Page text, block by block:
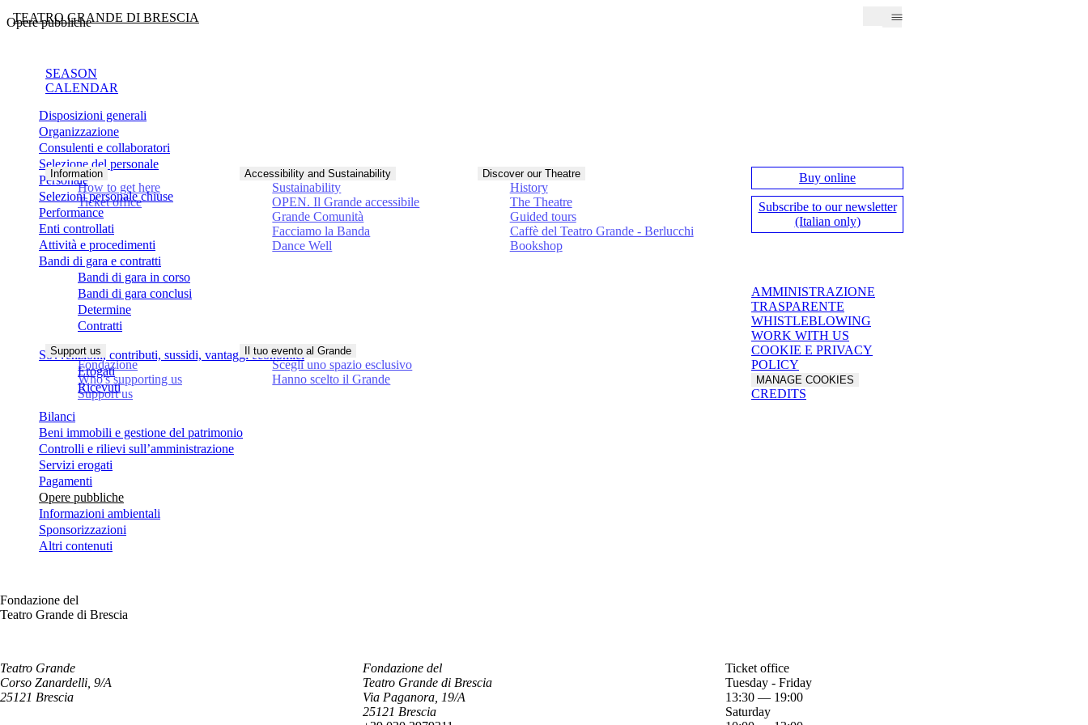
TEATRO GRANDE DI BRESCIA
SEASON
CALENDAR
Information
How to get here
Ticket office
Accessibility and Sustainability
Sustainability
OPEN. Il Grande accessibile
Grande Comunità
Facciamo la Banda
Dance Well
Discover our Theatre
History
The Theatre
Guided tours
Caffè del Teatro Grande - Berlucchi
Bookshop
Support us
Fondazione
Who's supporting us
Support us
Il tuo evento al Grande
Scegli uno spazio esclusivo
Hanno scelto il Grande
Buy online
Subscribe to our newsletter
(Italian only)
AMMINISTRAZIONE
TRASPARENTE
WHISTLEBLOWING
WORK WITH US
COOKIE E PRIVACY
POLICY
MANAGE COOKIES
CREDITS
Disposizioni generali
Organizzazione
Consulenti e collaboratori
Selezione del personale
Personale
Selezioni personale chiuse
Performance
Enti controllati
Attività e procedimenti
Bandi di gara e contratti
Bandi di gara in corso
Bandi di gara conclusi
Determine
Contratti
Sovvenzioni, contributi, sussidi, vantaggi economici
Erogati
Ricevuti
Bilanci
Beni immobili e gestione del patrimonio
Controlli e rilievi sull’amministrazione
Servizi erogati
Pagamenti
Opere pubbliche
Informazioni ambientali
Sponsorizzazioni
Altri contenuti
Opere pubbliche
Fondazione del
Teatro Grande di Brescia
Teatro Grande
Corso Zanardelli, 9/A
25121 Brescia
Fondazione del
Teatro Grande di Brescia
Via Paganora, 19/A
25121 Brescia
Ticket office
Tuesday - Friday
13:30 — 19:00
Saturday